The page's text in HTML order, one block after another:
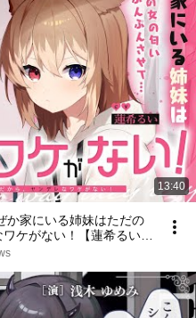
13:40
か家にいる姉妹はただの
ケがない！【蓮希るい×